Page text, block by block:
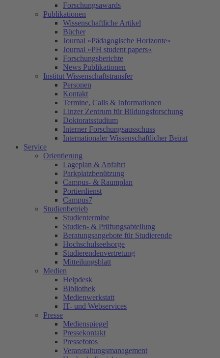
Forschungsawards
Publikationen
Wissenschaftliche Artikel
Bücher
Journal »Pädagogische Horizonte«
Journal »PH student papers«
Forschungsberichte
News Publikationen
Institut Wissenschaftstransfer
Personen
Kontakt
Termine, Calls & Informationen
Linzer Zentrum für Bildungsforschung
Doktoratsstudium
Interner Forschungsausschuss
Internationaler Wissenschaftlicher Beirat
Service
Orientierung
Lageplan & Anfahrt
Parkplatzbenützung
Campus- & Raumplan
Portierdienst
Campus7
Studienbetrieb
Studientermine
Studien- & Prüfungsabteilung
Beratungsangebote für Studierende
Hochschulseelsorge
Studierendenvertretung
Mitteilungsblatt
Medien
Helpdesk
Bibliothek
Medienwerkstatt
IT- und Webservices
Presse
Medienspiegel
Pressekontakt
Pressefotos
Veranstaltungsmanagement